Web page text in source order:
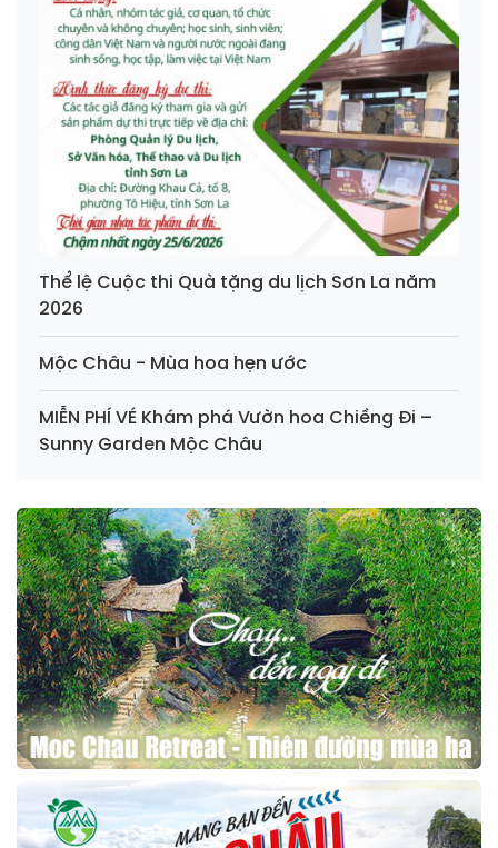
Thể lệ Cuộc thi Quà tặng du lịch Sơn La năm
2026
Mộc Châu - Mùa hoa hẹn ước
MIỄN PHÍ VÉ Khám phá Vườn hoa Chiềng Đi –
Sunny Garden Mộc Châu